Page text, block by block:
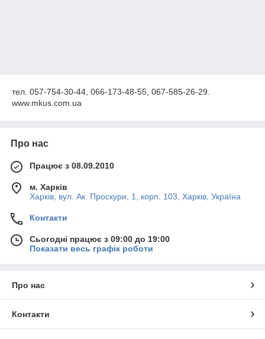
тел. 057-754-30-44, 066-173-48-55, 067-585-26-29.
www.mkus.com.ua
Про нас
Працює з 08.09.2010
м. Харків
Харків, вул. Ак. Проскури, 1, корп. 103, Харків, Україна
Контакти
Сьогодні працює з 09:00 до 19:00
Показати весь графік роботи
Про нас
Контакти